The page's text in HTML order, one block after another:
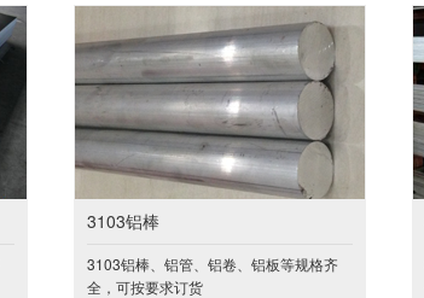
3103铝棒
3103铝棒、铝管、铝卷、铝板等规格齐
全，可按要求订货